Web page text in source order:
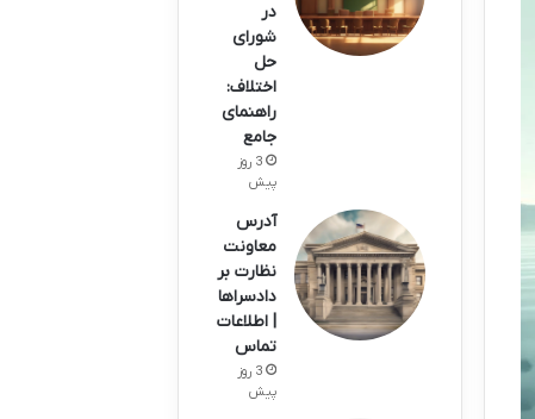
در
شورای
حل
اختلاف:
راهنمای
جامع
3 روز
پیش
آدرس
معاونت
نظارت بر
دادسراها
| اطلاعات
تماس
3 روز
پیش